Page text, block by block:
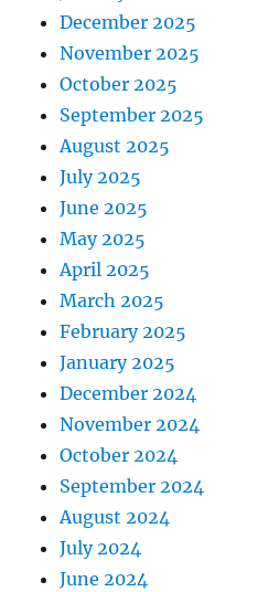
December 2025
November 2025
October 2025
September 2025
August 2025
July 2025
June 2025
May 2025
April 2025
March 2025
February 2025
January 2025
December 2024
November 2024
October 2024
September 2024
August 2024
July 2024
June 2024